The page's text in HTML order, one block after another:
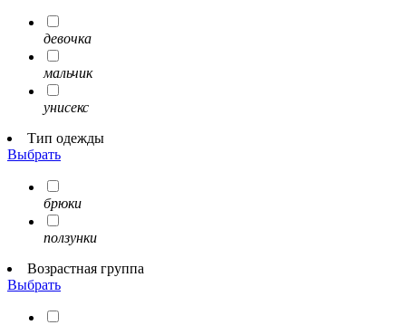
девочка
мальчик
унисекс
Тип одежды
Выбрать
брюки
ползунки
Возрастная группа
Выбрать